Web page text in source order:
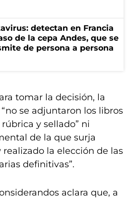
detectan en Francia
de la cepa Andes, que se
de persona a persona
tomar la decisión, la
se adjuntaron los libros
y sellado” ni
de la que surja
la elección de las
definitivas”.
aclara que, a